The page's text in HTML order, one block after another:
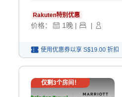
Rakuten特别优惠
价格： 1晚 | |
使用优惠券以享 S$19.00 折扣
仅剩3个房间！